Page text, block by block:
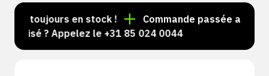
toujours en stock !
Commande passée avant 15
? Appelez le +31 85 024 0044